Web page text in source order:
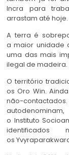
Incra para
arrastam até hoje.
A terra é
a maior unidade
uma das mais
ilegal de madeira.
O território
os Oro Win.
não-
o Instituto
os